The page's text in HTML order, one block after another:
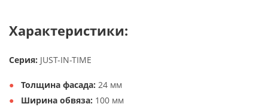
Характеристики:
Серия: JUST-IN-TIME
Толщина фасада: 24 мм
Ширина обвяза: 100 мм